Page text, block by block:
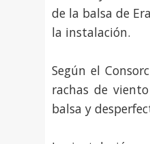
de la balsa de
la instalación.
Según el
rachas de
balsa y